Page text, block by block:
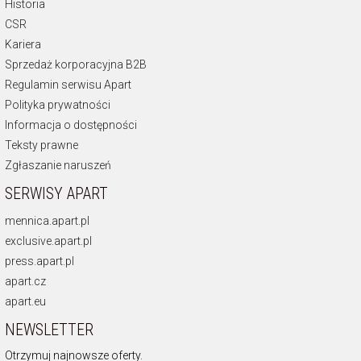
Historia
CSR
Kariera
Sprzedaż korporacyjna B2B
Regulamin serwisu Apart
Polityka prywatności
Informacja o dostępności
Teksty prawne
Zgłaszanie naruszeń
SERWISY APART
mennica.apart.pl
exclusive.apart.pl
press.apart.pl
apart.cz
apart.eu
NEWSLETTER
Otrzymuj najnowsze oferty.